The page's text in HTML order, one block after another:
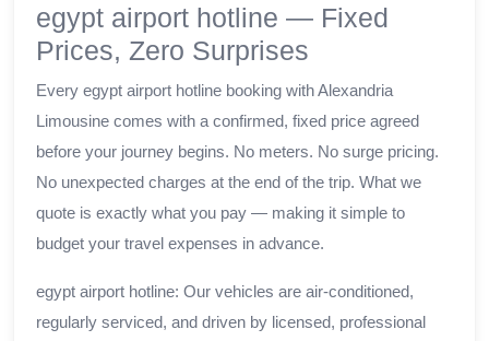
egypt airport hotline — Fixed
Prices, Zero Surprises
Every egypt airport hotline booking with Alexandria
Limousine comes with a confirmed, fixed price agreed
before your journey begins. No meters. No surge pricing.
No unexpected charges at the end of the trip. What we
quote is exactly what you pay — making it simple to
budget your travel expenses in advance.
egypt airport hotline: Our vehicles are air-conditioned,
regularly serviced, and driven by licensed, professional